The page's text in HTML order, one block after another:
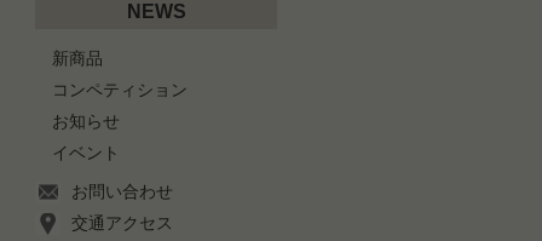
NEWS
新商品
コンペティション
お知らせ
イベント
お問い合わせ
交通アクセス